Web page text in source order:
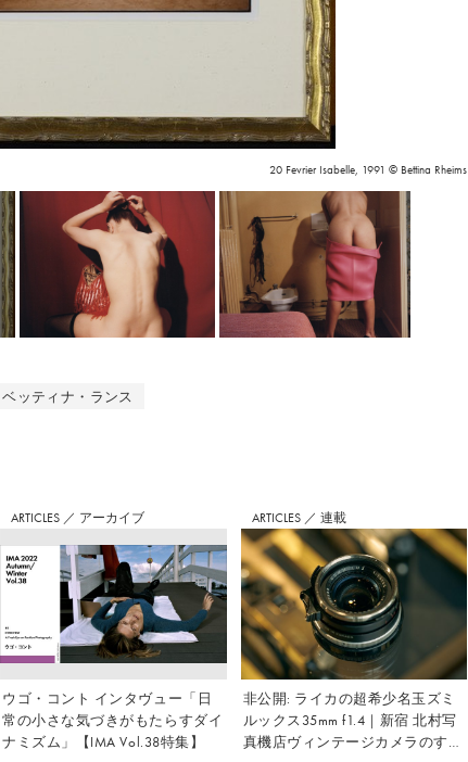
20 Fevrier Isabelle, 1991 © Bettina Rheims
ベッティナ・ランス
ARTICLES ／ アーカイブ
ウゴ・コント インタヴュー「日
常の小さな気づきがもたらすダイ
ナミズム」【IMA Vol.38特集】
ARTICLES ／ 連載
非公開: ライカの超希少名玉ズミ
ルックス35mm f1.4｜新宿 北村写
真機店ヴィンテージカメラのすす